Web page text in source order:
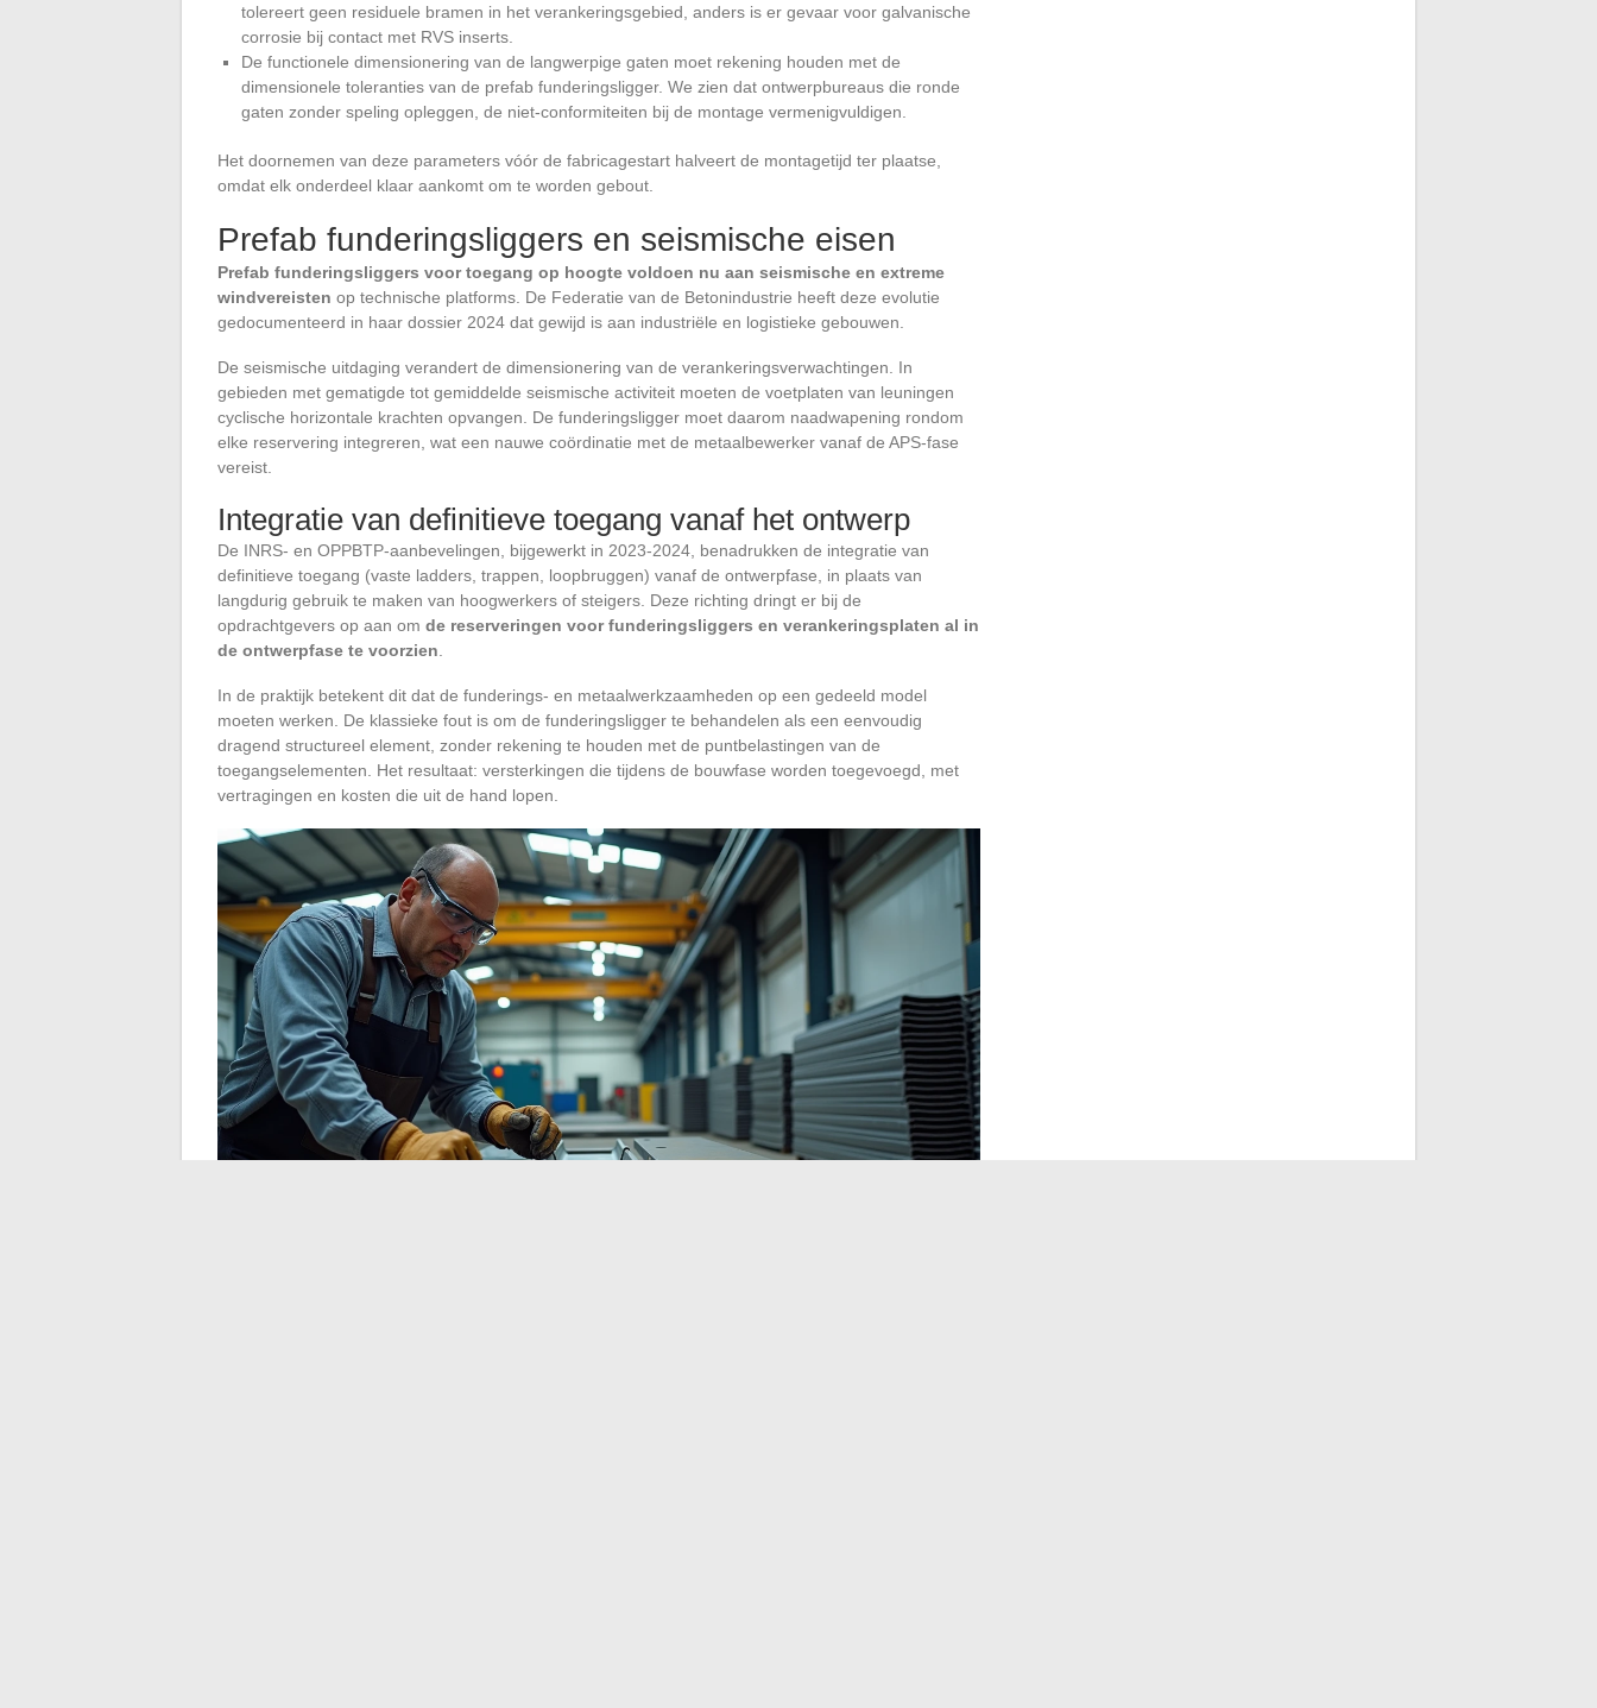
tolereert geen residuele bramen in het verankeringsgebied, anders is er gevaar voor galvanische
corrosie bij contact met RVS inserts.
De functionele dimensionering van de langwerpige gaten moet rekening houden met de
dimensionele toleranties van de prefab funderingsligger. We zien dat ontwerpbureaus die ronde
gaten zonder speling opleggen, de niet-conformiteiten bij de montage vermenigvuldigen.
Het doornemen van deze parameters vóór de fabricagestart halveert de montagetijd ter plaatse,
omdat elk onderdeel klaar aankomt om te worden gebout.
Prefab funderingsliggers en seismische eisen
Prefab funderingsliggers voor toegang op hoogte voldoen nu aan seismische en extreme
windvereisten op technische platforms. De Federatie van de Betonindustrie heeft deze evolutie
gedocumenteerd in haar dossier 2024 dat gewijd is aan industriële en logistieke gebouwen.
De seismische uitdaging verandert de dimensionering van de verankeringsverwachtingen. In
gebieden met gematigde tot gemiddelde seismische activiteit moeten de voetplaten van leuningen
cyclische horizontale krachten opvangen. De funderingsligger moet daarom naadwapening rondom
elke reservering integreren, wat een nauwe coördinatie met de metaalbewerker vanaf de APS-fase
vereist.
Integratie van definitieve toegang vanaf het ontwerp
De INRS- en OPPBTP-aanbevelingen, bijgewerkt in 2023-2024, benadrukken de integratie van
definitieve toegang (vaste ladders, trappen, loopbruggen) vanaf de ontwerpfase, in plaats van
langdurig gebruik te maken van hoogwerkers of steigers. Deze richting dringt er bij de
opdrachtgevers op aan om de reserveringen voor funderingsliggers en verankeringsplaten al in
de ontwerpfase te voorzien
In de praktijk betekent dit dat de funderings- en metaalwerkzaamheden op een gedeeld model
moeten werken. De klassieke fout is om de funderingsligger te behandelen als een eenvoudig
dragend structureel element, zonder rekening te houden met de puntbelastingen van de
toegangselementen. Het resultaat: versterkingen die tijdens de bouwfase worden toegevoegd, met
vertragingen en kosten die uit de hand lopen.